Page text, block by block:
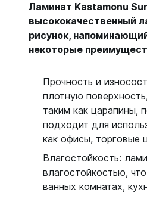
Ламинат Kastamonu
высококачественный
рисунок,
некоторые
Прочность и
плотную
таким как царапины,
подходит для
как офисы, торговые
Влагостойкость:
влагостойкостью,
ванных комнатах,